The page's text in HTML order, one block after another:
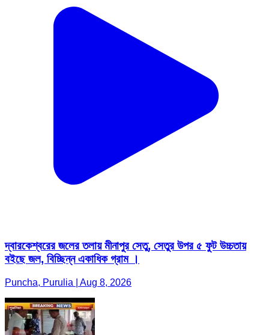
দ্বারকেশ্বরের জলের তলায় মীনাপুর সেতু, সেতুর উপর ৫ ফুট উচ্চতায়
বইছে জল, বিচ্ছিন্ন একাধিক গ্রাম ।
Puncha, Purulia | Aug 8, 2026